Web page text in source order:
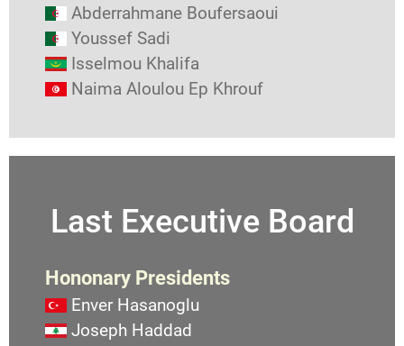
Abderrahmane Boufersaoui
Youssef Sadi
Isselmou Khalifa
Naima Aloulou Ep Khrouf
Last Executive Board
Hononary Presidents
Enver Hasanoglu
Joseph Haddad